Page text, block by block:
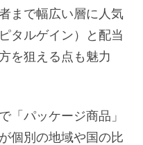
まで幅広い層に人気
タルゲイン）と配当
を狙える点も魅力
「パッケージ商品」
個別の地域や国の比